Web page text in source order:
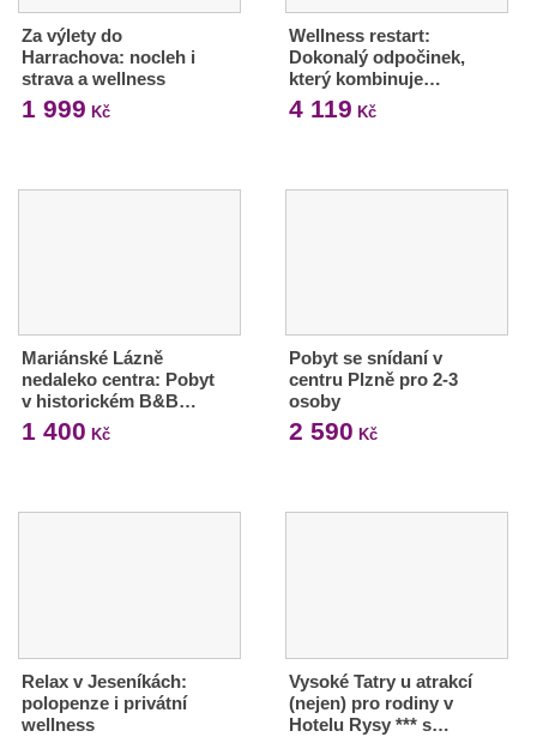
Za výlety do
Harrachova: nocleh i
strava a wellness
1 999 Kč
Wellness restart:
Dokonalý odpočinek,
který kombinuje…
4 119 Kč
Mariánské Lázně
nedaleko centra: Pobyt
v historickém B&B…
1 400 Kč
Pobyt se snídaní v
centru Plzně pro 2-3
osoby
2 590 Kč
Relax v Jeseníkách:
polopenze i privátní
wellness
Vysoké Tatry u atrakcí
(nejen) pro rodiny v
Hotelu Rysy *** s…